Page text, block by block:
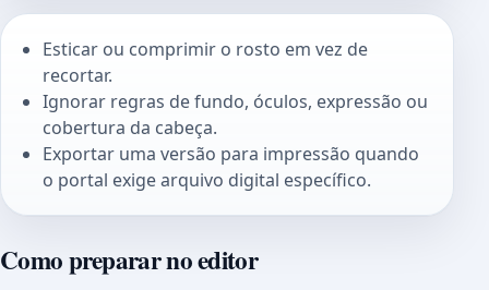
Esticar ou comprimir o rosto em vez de
recortar.
Ignorar regras de fundo, óculos, expressão ou
cobertura da cabeça.
Exportar uma versão para impressão quando
o portal exige arquivo digital específico.
Como preparar no editor